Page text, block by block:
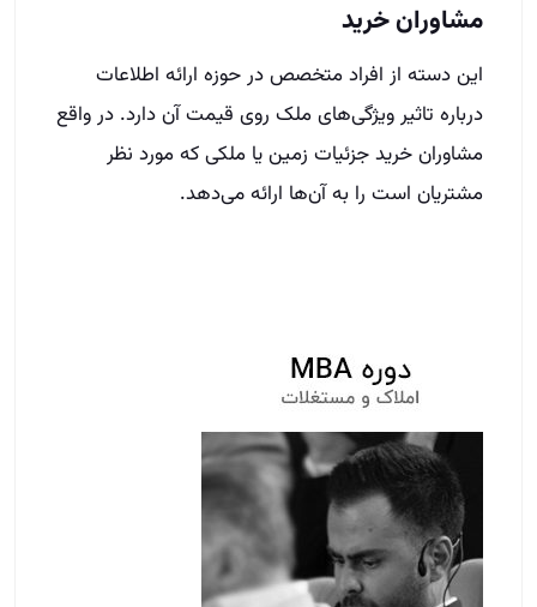
مشاوران خرید
این دسته از افراد متخصص در حوزه ارائه اطلاعات
درباره تاثیر ویژگی‌های ملک روی قیمت آن دارد. در واقع
مشاوران خرید جزئیات زمین یا ملکی که مورد نظر
مشتریان است را به آن‌ها ارائه می‌دهد.